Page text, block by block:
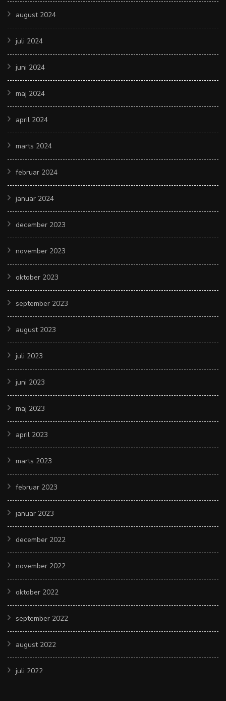
august 2024
juli 2024
juni 2024
maj 2024
april 2024
marts 2024
februar 2024
januar 2024
december 2023
november 2023
oktober 2023
september 2023
august 2023
juli 2023
juni 2023
maj 2023
april 2023
marts 2023
februar 2023
januar 2023
december 2022
november 2022
oktober 2022
september 2022
august 2022
juli 2022